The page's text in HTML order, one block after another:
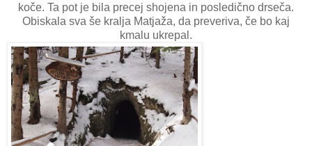
koče. Ta pot je bila precej shojena in posledično drseča.
Obiskala sva še kralja Matjaža, da preveriva, če bo kaj
kmalu ukrepal.